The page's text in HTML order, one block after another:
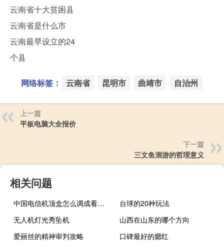
云南省十大贫困县
云南省是什么市
云南最早设立的24
个县
网络标签： 云南省 昆明市 曲靖市 自治州
上一篇
平板电脑大全报价
下一篇
三文鱼洄游的哲理意义
相关问题
中国电信机顶盒怎么调成看电视
台球的20种玩法
无人机灯光秀坠机
山西在山东的哪个方向
爱丽丝的精神审判攻略
口碑最好的腮红